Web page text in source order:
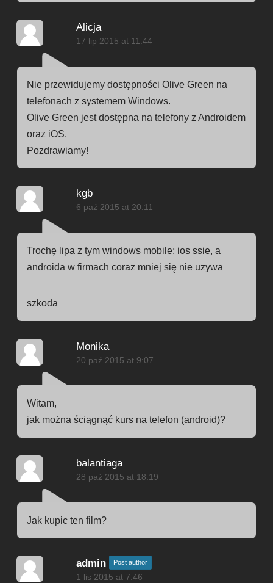
Alicja
17 lip 2015 at 11:44
Nie przewidujemy dostępności Olive Green na
telefonach z systemem Windows.
Olive Green jest dostępna na telefony z Androidem
oraz iOS.
Pozdrawiamy!
kgb
6 paź 2015 at 20:11
Trochę lipa z tym windows mobile; ios ssie, a
androida w firmach coraz mniej się nie uzywa
szkoda
Monika
20 paź 2015 at 9:07
Witam,
jak można ściągnąć kurs na telefon (android)?
balantiaga
28 paź 2015 at 18:19
Jak kupic ten film?
admin Post author
1 lis 2015 at 7:46